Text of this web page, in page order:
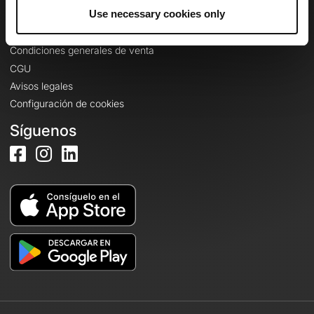
Use necessary cookies only
Información legal
Política de confidencialidad
Condiciones generales de venta
CGU
Avisos legales
Configuración de cookies
Síguenos